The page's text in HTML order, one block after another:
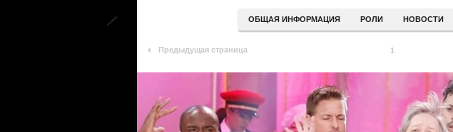
ОБЩАЯ ИНФОРМАЦИЯ РОЛИ НОВОСТИ
Предыдущая страница 1